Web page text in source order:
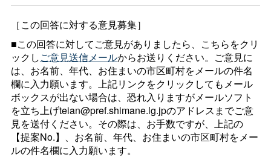
［この回答に対する意見募集］
■この回答に対してご意見がありましたら、こちらをクリ
ックしご意見送信メールからお送りください。ご意見に
は、お名前、年代、お住まいの市区町村をメールの件名
欄に入力願います。上記リンクをクリックしてもメール
ボックスが出ない場合は、恐れ入りますがメールソフト
を立ち上げteian@pref.shimane.lg.jpのアドレスまでご意
見を送付ください。その際は、お手数ですが、上記の
【提案No.】、お名前、年代、お住まいの市区町村をメー
ルの件名欄に入力願います。